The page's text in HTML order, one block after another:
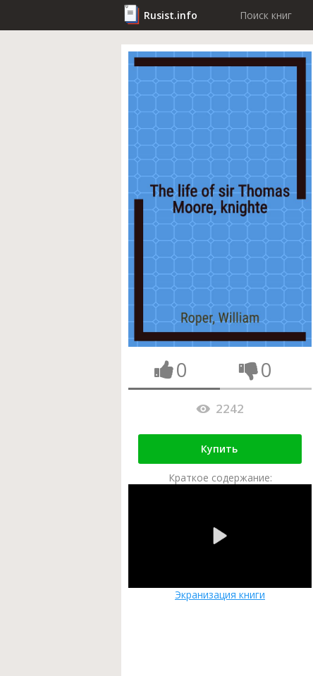
Rusist.info Поиск книг
0 0
2242
Купить
Краткое содержание:
Экранизация книги